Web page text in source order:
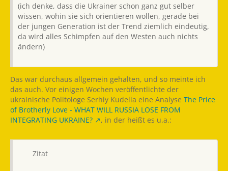
(ich denke, dass die Ukrainer schon ganz gut selber
wissen, wohin sie sich orientieren wollen, gerade bei
der jungen Generation ist der Trend ziemlich eindeutig,
da wird alles Schimpfen auf den Westen auch nichts
ändern)
Das war durchaus allgemein gehalten, und so meinte ich
das auch. Vor einigen Wochen veröffentlichte der
ukrainische Politologe Serhiy Kudelia eine Analyse The Price
of Brotherly Love - WHAT WILL RUSSIA LOSE FROM
INTEGRATING UKRAINE?
, in der heißt es u.a.:
Zitat